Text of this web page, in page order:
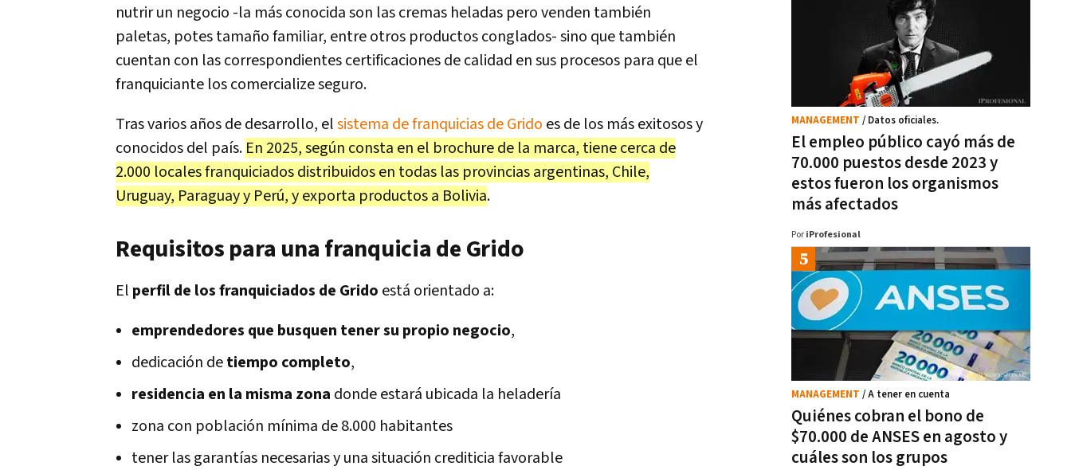
nutrir un negocio -la más conocida son las cremas heladas pero venden también
paletas, potes tamaño familiar, entre otros productos conglados- sino que también
cuentan con las correspondientes certificaciones de calidad en sus procesos para que el
franquiciante los comercialize seguro.
Tras varios años de desarrollo, elsistema de franquicias de Grido es de los más exitosos y
conocidos del país. En 2025, según consta en el brochure de la marca, tiene cerca de
2.000 locales franquiciados distribuidos en todas las provincias argentinas, Chile,
Uruguay, Paraguay y Perú, y exporta productos a Bolivia.
Requisitos para una franquicia de Grido
El perfil de los franquiciados de Grido está orientado a:
emprendedores que busquen tener su propio negocio,
dedicación detiempo completo,
residencia en la misma zona donde estará ubicada la heladería
zona con población mínima de 8.000 habitantes
tener las garantías necesarias y una situación crediticia favorable
El empleo público cayó más de
70.000 puestos desde 2023 y
estos fueron los organismos
más afectados
MANAGEMENT / Datos oficiales.
Por iProfesional
Quiénes cobran el bono de
$70.000 de ANSES en agosto y
cuáles son los grupos
MANAGEMENT / A tener en cuenta